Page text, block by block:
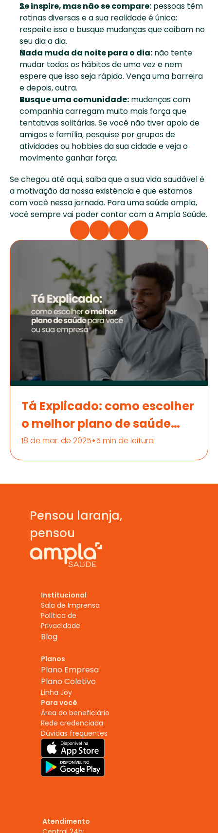
Se inspire, mas não se compare: pessoas têm
rotinas diversas e a sua realidade é única;
respeite isso e busque mudanças que caibam no
seu dia a dia.
Nada muda da noite para o dia: não tente
mudar todos os hábitos de uma vez e nem
espere que isso seja rápido. Vença uma barreira
e depois, outra.
Busque uma comunidade: mudanças com
companhia carregam muito mais força que
tentativas solitárias. Se você não tiver apoio de
amigos e família, pesquise por grupos de
atividades ou hobbies da sua cidade e veja o
movimento ganhar força.
Se chegou até aqui, saiba que a sua vida saudável é
a motivação da nossa existência e que estamos
com você nessa jornada. Para uma saúde ampla,
você sempre vai poder contar com a Ampla Saúde.
Tá Explicado: como escolher
o melhor plano de saúde
para você ou sua empresa
18 de mar. de 2025•5 min de leitura
Pensou laranja,
pensou
Institucional
Sala de Imprensa
Política de
Privacidade
Blog
Planos
Plano Empresa
Plano Coletivo
Linha Joy
Para você
Área do beneficiário
Rede credenciada
Dúvidas frequentes
Atendimento